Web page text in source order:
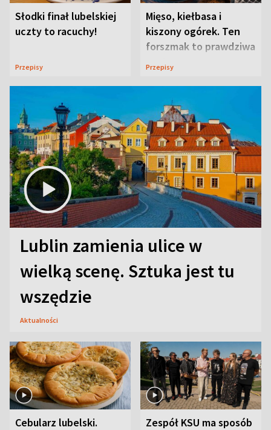
Słodki finał lubelskiej
uczty to racuchy!
Przepisy
Mięso, kiełbasa i
kiszony ogórek. Ten
forszmak to prawdziwa
uczta
Przepisy
Lublin zamienia ulice w
wielką scenę. Sztuka jest tu
wszędzie
Aktualności
Cebularz lubelski.
Zespół KSU ma sposób